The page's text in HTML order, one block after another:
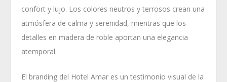
confort y lujo. Los colores neutros y terrosos crean una
atmósfera de calma y serenidad, mientras que los
detalles en madera de roble aportan una elegancia
atemporal.
El branding del Hotel Amar es un testimonio visual de la